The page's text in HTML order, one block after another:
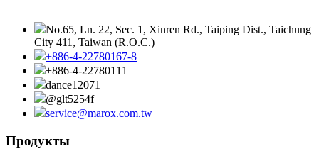
No.65, Ln. 22, Sec. 1, Xinren Rd., Taiping Dist., Taichung
City 411, Taiwan (R.O.C.)
+886-4-22780167-8
+886-4-22780111
dance12071
@glt5254f
service@marox.com.tw
Продукты